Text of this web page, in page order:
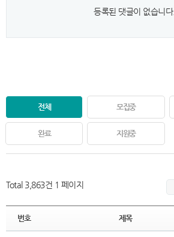
등록된 댓글이 없습니다.
전체 모집중
완료 지원중
Total 3,863건 1 페이지
번호 제목